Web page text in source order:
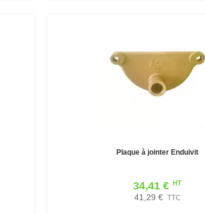
Plaque à jointer Enduivit
34,41 € HT
41,29 € TTC